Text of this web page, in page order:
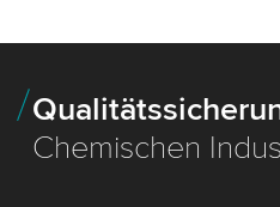
Chemischen